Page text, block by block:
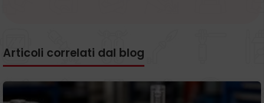
Articoli correlati dal blog